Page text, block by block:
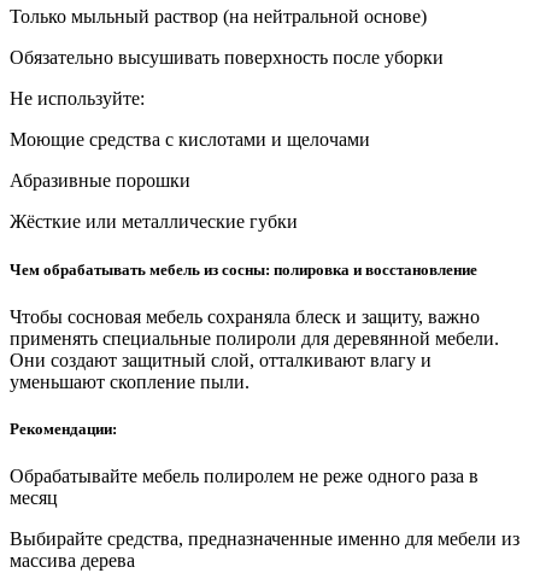
Только мыльный раствор (на нейтральной основе)
Обязательно высушивать поверхность после уборки
Не используйте:
Моющие средства с кислотами и щелочами
Абразивные порошки
Жёсткие или металлические губки
Чем обрабатывать мебель из сосны: полировка и восстановление
Чтобы сосновая мебель сохраняла блеск и защиту, важно
применять специальные полироли для деревянной мебели.
Они создают защитный слой, отталкивают влагу и
уменьшают скопление пыли.
Рекомендации:
Обрабатывайте мебель полиролем не реже одного раза в
месяц
Выбирайте средства, предназначенные именно для мебели из
массива дерева